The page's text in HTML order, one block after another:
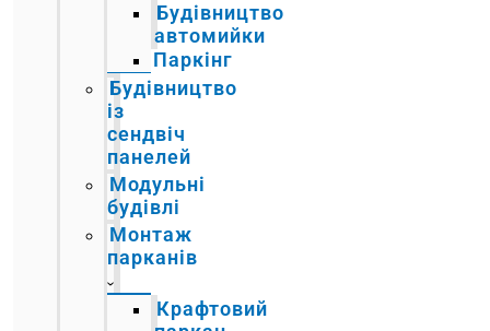
Будівництво
автомийки
Паркінг
Будівництво
із
сендвіч
панелей
Модульні
будівлі
Монтаж
парканів
Крафтовий